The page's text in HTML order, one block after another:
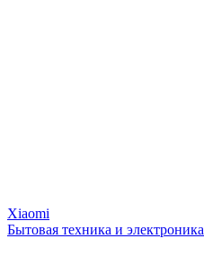
Xiaomi
Бытовая техника и электроника